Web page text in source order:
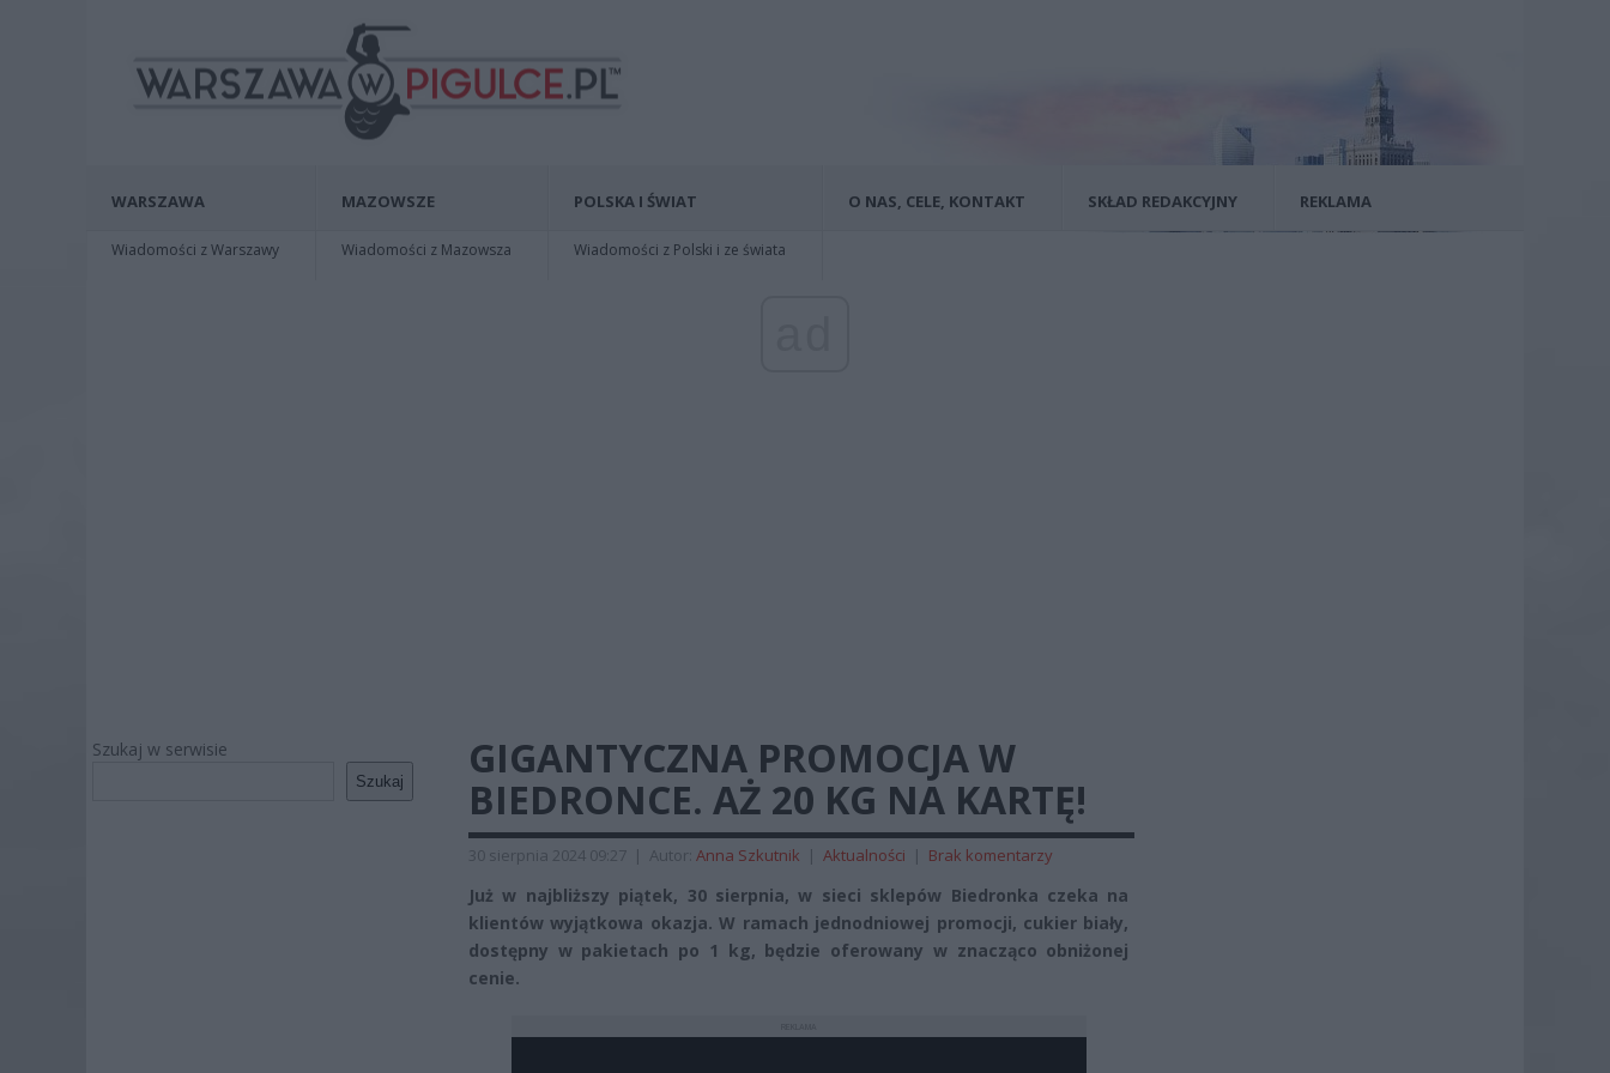
WARSZAWA
Wiadomości z Warszawy
MAZOWSZE
Wiadomości z Mazowsza
POLSKA I ŚWIAT
Wiadomości z Polski i ze świata
O NAS, CELE, KONTAKT SKŁAD REDAKCYJNY REKLAMA
Szukaj w serwisie
Szukaj
GIGANTYCZNA PROMOCJA W
BIEDRONCE. AŻ 20 KG NA KARTĘ!
30 sierpnia 2024 09:27 | Autor: Anna Szkutnik | Aktualności | Brak komentarzy
Już w najbliższy piątek, 30 sierpnia, w sieci sklepów Biedronka czeka na
klientów wyjątkowa okazja. W ramach jednodniowej promocji, cukier biały,
dostępny w pakietach po 1 kg, będzie oferowany w znacząco obniżonej
cenie.